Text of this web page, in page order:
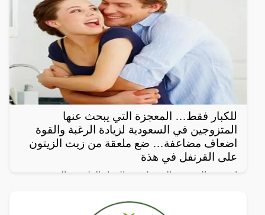
للكبار فقط… المعجزة التي يبحث عنها
المتزوجين في السعودية لزيادة الرغبة والقوة
اضعاف مضاعفة… ضع ملعقة من زيت الزيتون
على القرنفل في هذة
ان زيت الزيتون والقرنفل من المواد الطبيعية الشهيرة
تناولها ، و تشمل العديد من العناصر ذات القيم الغذائية